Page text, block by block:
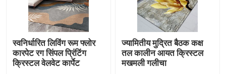
किचन फ्लोर मैट
अग्निरोधक इन्सुलेशन सामग्री
स्वनिर्धारित लिविंग रूम फ्लोर
कारपेट रग सिंपल प्रिंटिंग
क्रिस्टल वेलवेट कार्पेट
ज्यामितीय मुद्रित बैठक कक्ष
तल कालीन आयत क्रिस्टल
मखमली गलीचा